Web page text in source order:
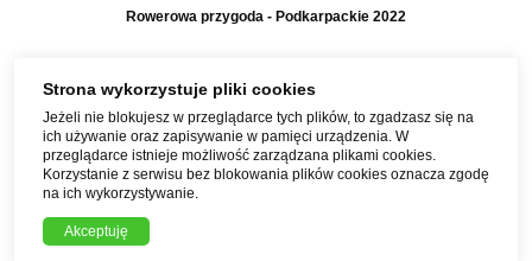
Rowerowa przygoda - Podkarpackie 2022
Mapa strony
Pomoc i kontakt
Strona wykorzystuje pliki cookies
Jeżeli nie blokujesz w przeglądarce tych plików, to zgadzasz się na
ich używanie oraz zapisywanie w pamięci urządzenia. W
przeglądarce istnieje możliwość zarządzana plikami cookies.
Korzystanie z serwisu bez blokowania plików cookies oznacza zgodę
na ich wykorzystywanie.
Akceptuję